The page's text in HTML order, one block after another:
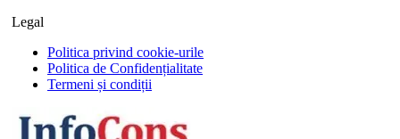
Legal
Politica privind cookie-urile
Politica de Confidențialitate
Termeni și condiții